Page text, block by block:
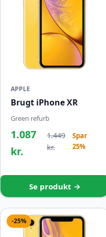
APPLE
Brugt iPhone XR
Green refurb
1.087
kr.
1.449
kr.
Spar
25%
Se produkt →
-25%